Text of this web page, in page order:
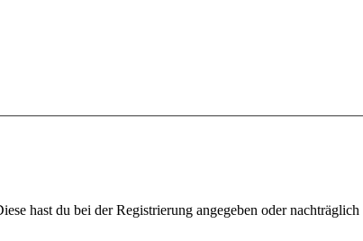
hast du bei der Registrierung angegeben oder